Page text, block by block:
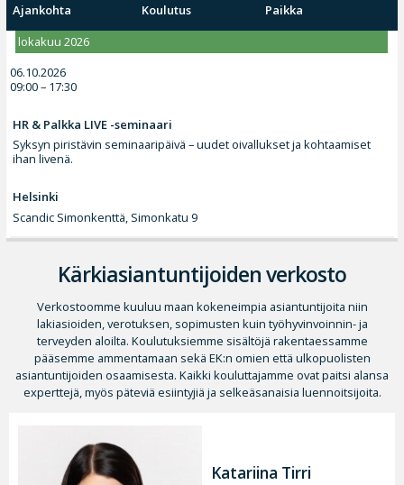
Ajankohta Koulutus
Paikka
lokakuu 2026
06.10.2026
09:00 – 17:30
HR & Palkka LIVE -seminaari
Syksyn piristävin seminaaripäivä – uudet oivallukset ja kohtaamiset
ihan livenä.
Helsinki
Scandic Simonkenttä, Simonkatu 9
Kärkiasiantuntijoiden verkosto
Verkostoomme kuuluu maan kokeneimpia asiantuntijoita niin
lakiasioiden, verotuksen, sopimusten kuin työhyvinvoinnin- ja
terveyden aloilta. Koulutuksiemme sisältöjä rakentaessamme
pääsemme ammentamaan sekä EK:n omien että ulkopuolisten
asiantuntijoiden osaamisesta. Kaikki kouluttajamme ovat paitsi alansa
experttejä, myös päteviä esiintyjiä ja selkeäsanaisia luennoitsijoita.
Katariina Tirri